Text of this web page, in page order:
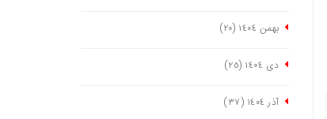
بهمن ١٤٠٤ (٢٠)
دی ١٤٠٤ (٢٥)
آذر ١٤٠٤ (٣٧)